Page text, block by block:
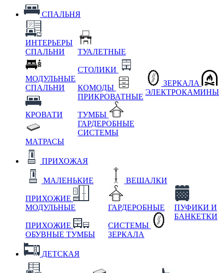
СПАЛЬНЯ
ИНТЕРЬЕРЫ
СПАЛЬНИ
МОДУЛЬНЫЕ
СПАЛЬНИ
КРОВАТИ
МАТРАСЫ
ТУАЛЕТНЫЕ
СТОЛИКИ
КОМОДЫ
ПРИКРОВАТНЫЕ
ТУМБЫ
ГАРДЕРОБНЫЕ
СИСТЕМЫ
ЗЕРКАЛА
ЭЛЕКТРОКАМИНЫ
ПРИХОЖАЯ
МАЛЕНЬКИЕ
ПРИХОЖИЕ
МОДУЛЬНЫЕ
ПРИХОЖИЕ
ОБУВНЫЕ ТУМБЫ
ВЕШАЛКИ
ГАРДЕРОБНЫЕ
СИСТЕМЫ
ЗЕРКАЛА
ПУФИКИ И
БАНКЕТКИ
ДЕТСКАЯ